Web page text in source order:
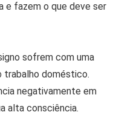
e fazem o que deve ser
sofrem com uma
trabalho doméstico.
negativamente em
alta consciência.